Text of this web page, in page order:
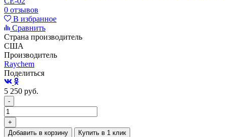
0 отзывов
В избранное
Сравнить
Страна производитель
США
Производитель
Raychem
Поделиться
5 250 руб.
-
+
Добавить в корзину
Купить в 1 клик